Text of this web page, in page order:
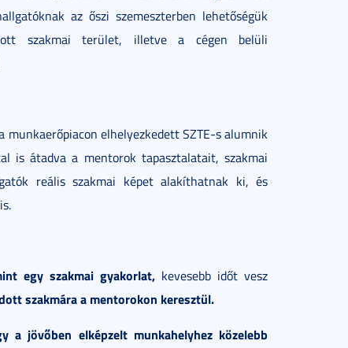
az őszi szemeszterben lehetőségük
szakmai terület, illetve a cégen belüli
elhelyezkedett SZTE-s alumnik
is átadva a mentorok tapasztalatait, szakmai
reális szakmai képet alakíthatnak ki, és
egy szakmai gyakorlat, kevesebb időt vesz
szakmára a mentorokon keresztül.
jövőben elképzelt munkahelyhez közelebb